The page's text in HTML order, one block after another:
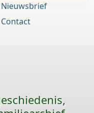
Nieuwsbrief
Contact